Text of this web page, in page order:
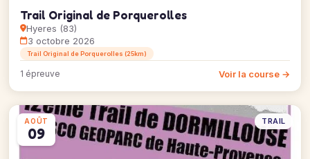
Trail Original de Porquerolles
Hyeres (83)
3 octobre 2026
Trail Original de Porquerolles (25km)
1 épreuve Voir la course →
AOÛT
09
TRAIL